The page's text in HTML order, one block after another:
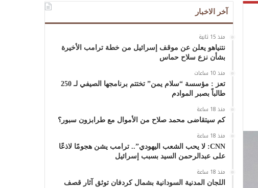
آخر الاخبار
منذ 15 ثانية
نتنياهو يعلن عن موقف إسرائيل من خطة ترامب الأخيرة
بشأن نزع سلاح حماس
منذ 10 ساعات
تعز : مؤسسة “سلام يمن” تختتم برنامجها الصيفي لـ 250
طالباً بصبر الموادم
منذ 18 ساعة
كم سيتقاضى محمد صلاح من الأموال مع طرابزون سبور؟
منذ 18 ساعة
CNN: لا يحب الشعب اليهودي”.. ترامب يشن هجومًا لاذعًا
على عبدالرحمن السيد بسبب إسرائيل
منذ 18 ساعة
اللجان المدنية السودانية بشمال كردفان توثق آثار قصف